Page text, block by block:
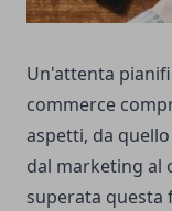
Un'attenta
commerce
aspetti, da
dal marketing al
superata questa